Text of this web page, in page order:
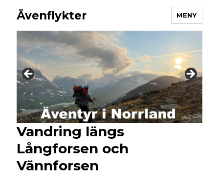
Ävenflykter MENY
Vandring längs
Långforsen och
Vännforsen